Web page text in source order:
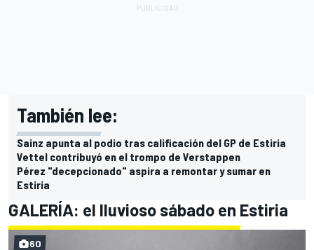
También lee:
Sainz apunta al podio tras calificación del GP de Estiria
Vettel contribuyó en el trompo de Verstappen
Pérez "decepcionado" aspira a remontar y sumar en
Estiria
GALERÍA: el lluvioso sábado en Estiria
60